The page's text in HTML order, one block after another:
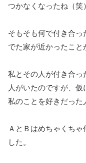
つかなくなったね（笑
そもそも何で付き合
でた家が近かったこと
私とその人が付き合っ
人がいたのですが、
私のことを好きだった
ＡとＢはめちゃくち
した。